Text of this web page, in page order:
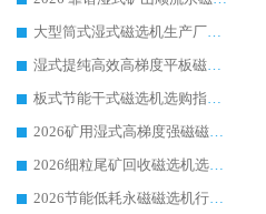
大型筒式湿式磁选机生产厂家怎么选?华体会手机网页版-华体会(中国) 设备口碑广受行业认可
湿式提纯高效高梯度平板磁选机靠谱设备源头厂商华体会手机网页版-华体会(中国) 综合测评
板式节能干式磁选机选购指南，源头生产厂家华体会手机网页版-华体会(中国) 综合实力可观
2026矿用湿式高梯度强磁磁选机选购指南，临朐靠谱磁电生产厂家华体会手机网页版-华体会(中国) 详解
2026细粒尾矿回收磁选机选购指南 产业集群优质生产厂家华体会手机网页版-华体会(中国) 解析
2026节能低耗永磁磁选机行业优选标杆 临朐华体会手机网页版-华体会(中国) 专业生产厂家